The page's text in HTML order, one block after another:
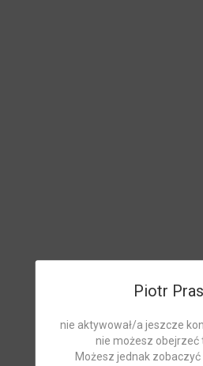
Piotr
nie aktywował/a jeszcze
nie możesz obejrzeć
Możesz jednak zobaczyć